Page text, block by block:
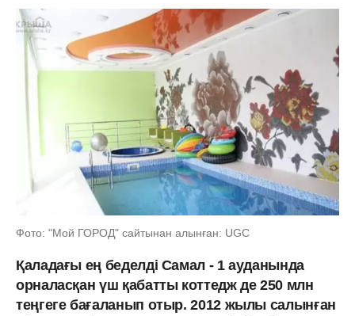
Фото: "Мой ГОРОД" сайтынан алынған: UGC
Қаладағы ең беделді Самал - 1 ауданында
орналасқан үш қабатты коттедж де 250 млн
теңгеге бағаланып отыр. 2012 жылы салынған